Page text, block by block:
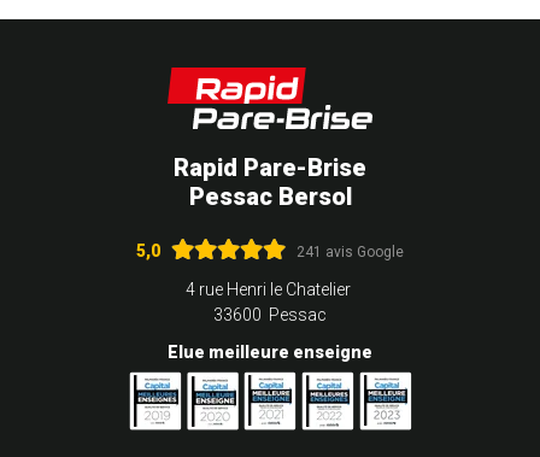
Rapid Pare-Brise
Pessac Bersol
5,0 241 avis Google
4 rue Henri le Chatelier
33600 Pessac
Elue meilleure enseigne